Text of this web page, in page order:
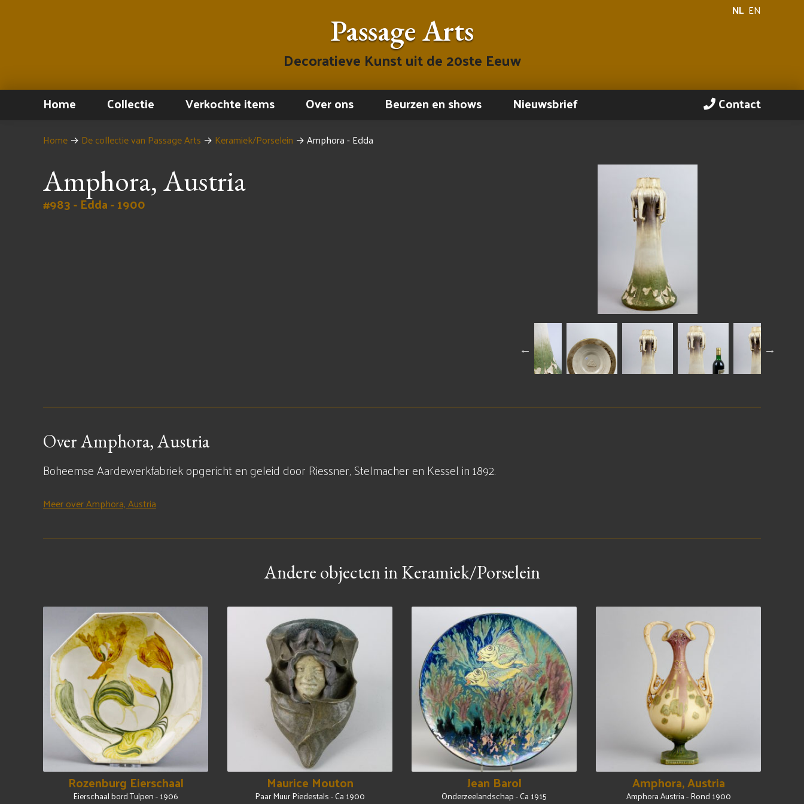
NL EN
Passage Arts
Decoratieve Kunst uit de 20ste Eeuw
Home Collectie Verkochte items Over ons Beurzen en shows Nieuwsbrief Contact
Home → De collectie van Passage Arts → Keramiek/Porselein →Amphora - Edda
Amphora, Austria
#983 - Edda - 1900
Over Amphora, Austria
Boheemse Aardewerkfabriek opgericht en geleid door Riessner, Stelmacher en Kessel in 1892.
Meer over Amphora, Austria
Andere objecten in Keramiek/Porselein
Rozenburg Eierschaal
Eierschaal bord Tulpen - 1906
Maurice Mouton
Paar Muur Piedestals - Ca 1900
Jean Barol
Onderzeelandschap - Ca 1915
Amphora, Austria
Amphora Austria - Rond 1900